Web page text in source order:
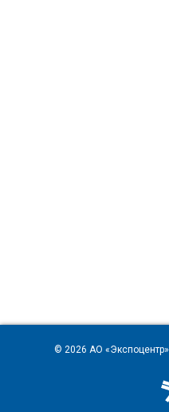
© 2026 АО «Экспоцентр»